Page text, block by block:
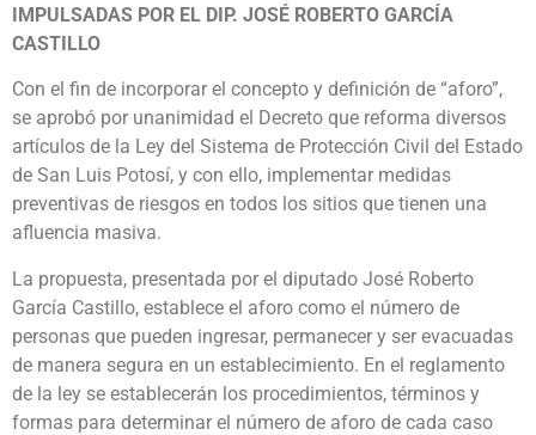
IMPULSADAS POR EL DIP. JOSÉ ROBERTO GARCÍA
CASTILLO
Con el fin de incorporar el concepto y definición de “aforo”,
se aprobó por unanimidad el Decreto que reforma diversos
artículos de la Ley del Sistema de Protección Civil del Estado
de San Luis Potosí, y con ello, implementar medidas
preventivas de riesgos en todos los sitios que tienen una
afluencia masiva.
La propuesta, presentada por el diputado José Roberto
García Castillo, establece el aforo como el número de
personas que pueden ingresar, permanecer y ser evacuadas
de manera segura en un establecimiento. En el reglamento
de la ley se establecerán los procedimientos, términos y
formas para determinar el número de aforo de cada caso